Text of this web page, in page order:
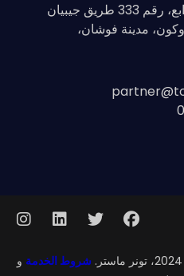
الطابق الثالث إلى الرابع، رقم 333 طريق جيبيان
بلدة لووكون، مدينة فوشان،
شروط الخدمةو